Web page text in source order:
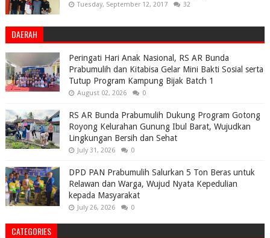
Tuesday, September 12, 2017 32
DAERAH
Peringati Hari Anak Nasional, RS AR Bunda
Prabumulih dan Kitabisa Gelar Mini Bakti Sosial serta
Tutup Program Kampung Bijak Batch 1
August 02, 2026 0
RS AR Bunda Prabumulih Dukung Program Gotong
Royong Kelurahan Gunung Ibul Barat, Wujudkan
Lingkungan Bersih dan Sehat
July 31, 2026 0
DPD PAN Prabumulih Salurkan 5 Ton Beras untuk
Relawan dan Warga, Wujud Nyata Kepedulian
kepada Masyarakat
July 26, 2026 0
CATEGORIES